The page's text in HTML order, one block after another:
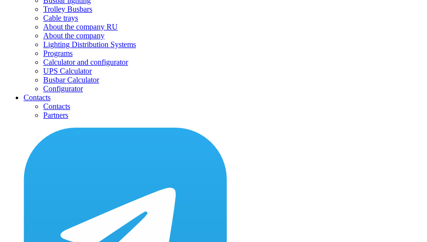
Trolley Busbars
Cable trays
About the company RU
About the company
Lighting Distribution Systems
Programs
Calculator and configurator
UPS Calculator
Busbar Calculator
Configurator
Contacts
Contacts
Partners